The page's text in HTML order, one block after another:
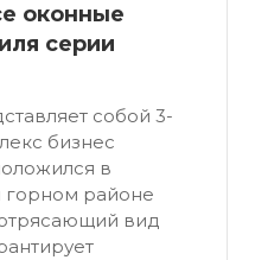
оконные
серии
собой 3-
бизнес
в
горном районе
вид